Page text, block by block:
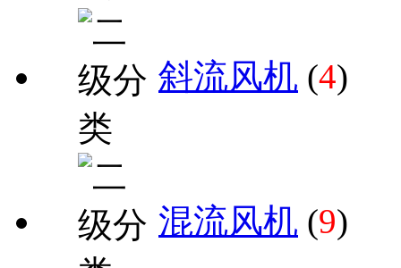
斜流风机 (4)
混流风机 (9)